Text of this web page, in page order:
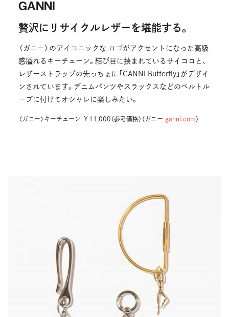
GANNI
贅沢にリサイクルレザーを堪能する。
〈ガニー〉のアイコニックな ロゴがアクセントになった高級
感溢れるキーチェーン。結び目に挟まれているサイコロと、
レザーストラップの先っちょに「GANNI Butterfly」がデザイ
ンされています。デニムパンツやスラックスなどのベルトル
ープに付けてオシャレに楽しみたい。
〈ガニー〉キーチェーン ￥11,000（参考価格）（ガニー ganni.com）